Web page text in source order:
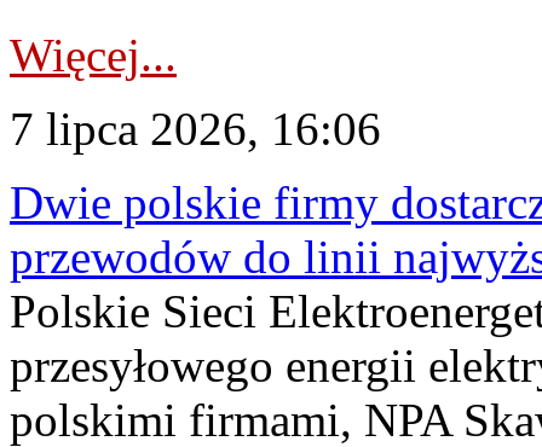
Więcej...
7 lipca 2026, 16:06
Dwie polskie firmy
przewodów do linii
Polskie Sieci
przesyłowego energii
polskimi firmami, NPA